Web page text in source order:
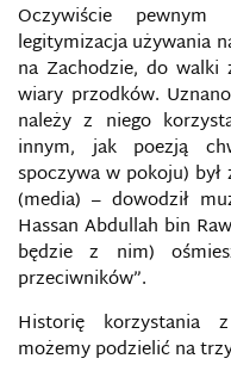
Oczywiście pewnym
legitymizacja używania
na Zachodzie, do
wiary przodków.
należy z niego
innym, jak poezją
spoczywa w pokoju)
(media) – dowodził
Hassan Abdullah bin
będzie z nim)
przeciwników”.
Historię korzystania
możemy podzielić na